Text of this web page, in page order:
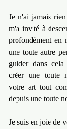
Je n'ai jamais
m'a invité à
profondément en
une toute autre
guider dans
créer une toute
votre art tout
depuis une toute
Je suis en joie de